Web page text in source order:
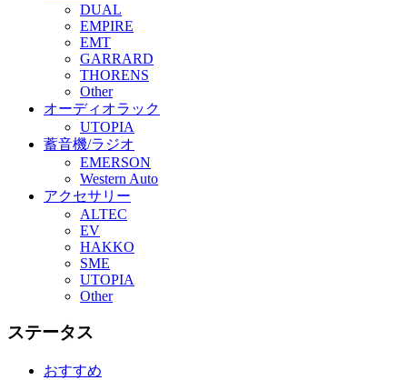
DUAL
EMPIRE
EMT
GARRARD
THORENS
Other
オーディオラック
UTOPIA
蓄音機/ラジオ
EMERSON
Western Auto
アクセサリー
ALTEC
EV
HAKKO
SME
UTOPIA
Other
ステータス
おすすめ